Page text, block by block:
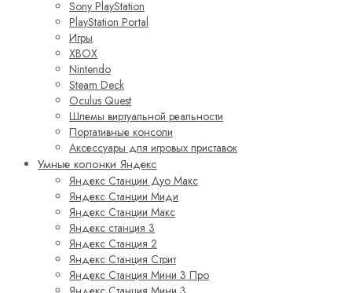
Sony PlayStation
PlayStation Portal
Игры
XBOX
Nintendo
Steam Deck
Oculus Quest
Шлемы виртуальной реальности
Портативные консоли
Аксессуары для игровых приставок
Умные колонки Яндекс
Яндекс Станции Дуо Макс
Яндекс Станции Миди
Яндекс Станции Макс
Яндекс станция 3
Яндекс Станция 2
Яндекс Станция Стрит
Яндекс Станция Мини 3 Про